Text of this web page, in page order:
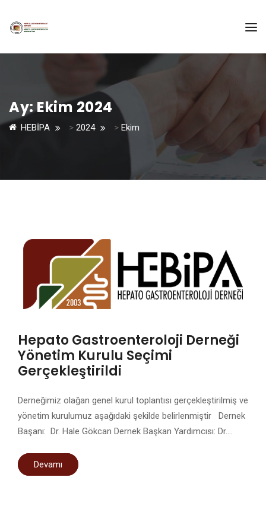
Ay:Ekim 2024
HEBİPA > 2024 > Ekim
Hepato Gastroenteroloji Derneği
Yönetim Kurulu Seçimi
Gerçekleştirildi
Derneğimiz olağan genel kurul toplantısı gerçekleştirilmiş ve
yönetim kurulumuz aşağıdaki şekilde belirlenmiştir Dernek
Başanı: Dr. Hale Gökcan Dernek Başkan Yardımcısı: Dr….
Devamı